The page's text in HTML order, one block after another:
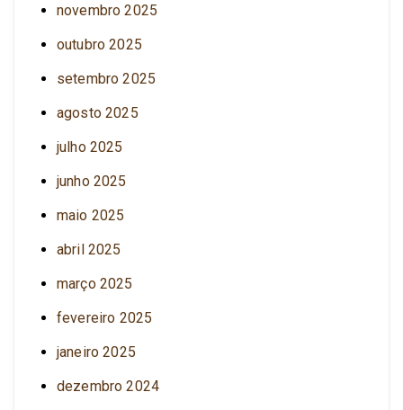
novembro 2025
outubro 2025
setembro 2025
agosto 2025
julho 2025
junho 2025
maio 2025
abril 2025
março 2025
fevereiro 2025
janeiro 2025
dezembro 2024